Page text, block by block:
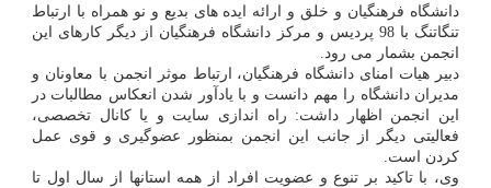
دانشگاه فرهنگیان و خلق و ارائه ایده های بدیع و نو همراه با ارتباط
تنگاتنگ با 98 پردیس و مرکز دانشگاه فرهنگیان از دیگر کارهای این
انجمن بشمار می رود.
دبیر هیات امنای دانشگاه فرهنگیان، ارتباط موثر انجمن با معاونان و
مدیران دانشگاه را مهم دانست و با یادآور شدن انعکاس مطالبات در
این انجمن اظهار داشت: راه اندازی سایت و یا کانال تخصصی،
فعالیتی دیگر از جانب این انجمن بمنظور عضوگیری و قوی عمل
کردن است.
وی، با تاکید بر تنوع و عضویت افراد از همه استانها از سال اول تا